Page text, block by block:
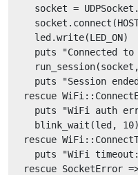
socket =
    led.write(LED_ON)
puts "Connected to
puts "Session
rescue
puts "WiFi auth
    blink_wait(led, 10)
rescue
puts "WiFi
rescue SocketError